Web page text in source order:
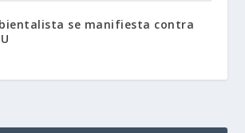
se manifiesta contra